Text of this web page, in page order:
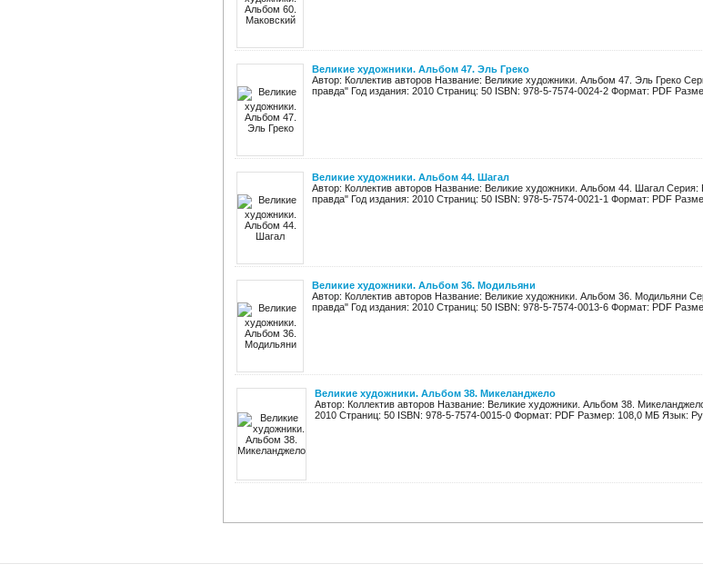
Великие художники. Альбом 47. Эль Греко
Автор: Коллектив авторов Название: Великие художники. Альбом 47. Эль Греко
правда" Год издания: 2010 Страниц: 50 ISBN: 978-5-7574-0024-2 Формат: PDF
Великие художники. Альбом 44. Шагал
Автор: Коллектив авторов Название: Великие художники. Альбом 44. Шагал
правда" Год издания: 2010 Страниц: 50 ISBN: 978-5-7574-0021-1 Формат: PDF
Великие художники. Альбом 36. Модильяни
Автор: Коллектив авторов Название: Великие художники. Альбом 36. Модильяни
правда" Год издания: 2010 Страниц: 50 ISBN: 978-5-7574-0013-6 Формат: PDF
Великие художники. Альбом 38. Микеланджело
Автор: Коллектив авторов Название: Великие художники. Альбом 38.
2010 Страниц: 50 ISBN: 978-5-7574-0015-0 Формат: PDF Размер: 108,0 МБ Язык: